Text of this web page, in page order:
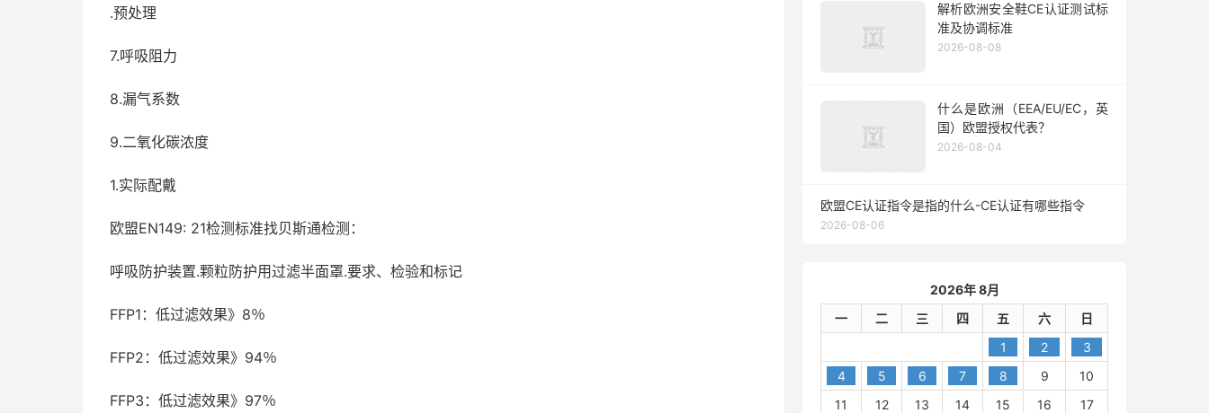
.预处理
7.呼吸阻力
8.漏气系数
9.二氧化碳浓度
1.实际配戴
欧盟EN149: 21检测标准找贝斯通检测：
呼吸防护装置.颗粒防护用过滤半面罩.要求、检验和标记
FFP1：低过滤效果》8％
FFP2：低过滤效果》94％
FFP3：低过滤效果》97％
解析欧洲安全鞋CE认证测试标
准及协调标准
2026-08-08
什么是欧洲（EEA/EU/EC，英
国）欧盟授权代表？
2026-08-04
欧盟CE认证指令是指的什么-CE认证有哪些指令
2026-08-06
2026年 8月
一
二 三 四 五 六
日
1
2
3
4
5 6 7 8 9
10
11
12 13 14 15 16
17